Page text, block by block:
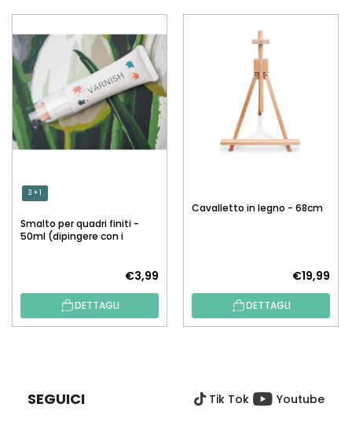
3 + 1
Smalto per quadri finiti -
50ml (dipingere con i
€3,99
DETTAGLI
Cavalletto in legno - 68cm
€19,99
DETTAGLI
SEGUICI Tik Tok Youtube